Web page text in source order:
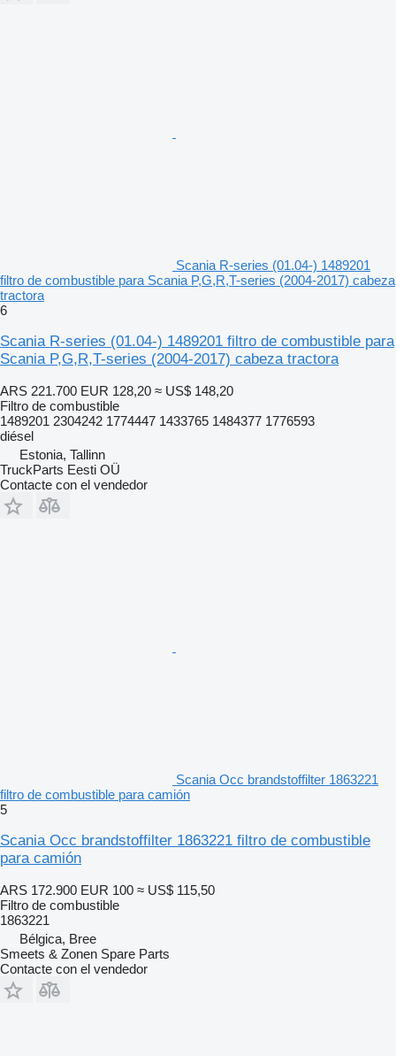
Scania R-series (01.04-) 1489201
filtro de combustible para Scania P,G,R,T-series (2004-2017) cabeza
tractora
6
Scania R-series (01.04-) 1489201 filtro de combustible para
Scania P,G,R,T-series (2004-2017) cabeza tractora
ARS 221.700 EUR 128,20 ≈ US$ 148,20
Filtro de combustible
1489201 2304242 1774447 1433765 1484377 1776593
diésel
Estonia, Tallinn
TruckParts Eesti OÜ
Contacte con el vendedor
Scania Occ brandstoffilter 1863221
filtro de combustible para camión
5
Scania Occ brandstoffilter 1863221 filtro de combustible
para camión
ARS 172.900 EUR 100 ≈ US$ 115,50
Filtro de combustible
1863221
Bélgica, Bree
Smeets & Zonen Spare Parts
Contacte con el vendedor